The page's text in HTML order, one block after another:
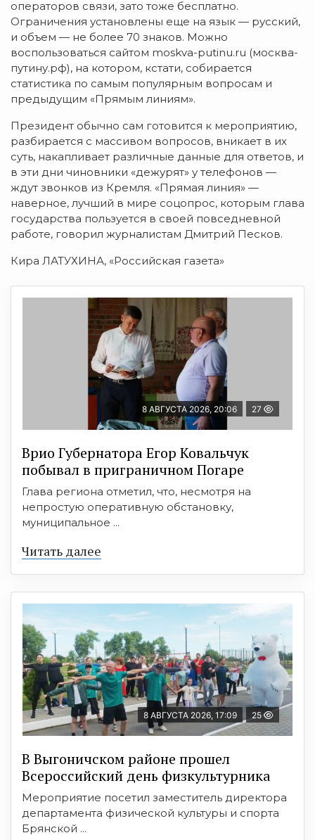
операторов связи, зато тоже бесплатно.
Ограничения установлены еще на язык — русский,
и объем — не более 70 знаков. Можно
воспользоваться сайтом moskva-putinu.ru (москва-
путину.рф), на котором, кстати, собирается
статистика по самым популярным вопросам и
предыдущим «Прямым линиям».
Президент обычно сам готовится к мероприятию,
разбирается с массивом вопросов, вникает в их
суть, накапливает различные данные для ответов, и
в эти дни чиновники «дежурят» у телефонов —
ждут звонков из Кремля. «Прямая линия» —
наверное, лучший в мире соцопрос, которым глава
государства пользуется в своей повседневной
работе, говорил журналистам Дмитрий Песков.
Кира ЛАТУХИНА, «Российская газета»
8 АВГУСТА 2026, 20:06 27
Врио Губернатора Егор Ковальчук
побывал в приграничном Погаре
Глава региона отметил, что, несмотря на
непростую оперативную обстановку,
муниципальное ...
Читать далее
8 АВГУСТА 2026, 17:09 25
В Выгоничском районе прошел
Всероссийский день физкультурника
Мероприятие посетил заместитель директора
департамента физической культуры и спорта
Брянской ...